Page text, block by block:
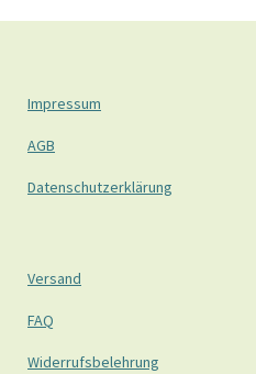
Impressum
AGB
Datenschutzerklärung
Versand
FAQ
Widerrufsbelehrung